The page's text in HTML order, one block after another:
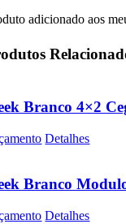
adicionado aos
Branco 4×2
Detalhes
Branco
Detalhes